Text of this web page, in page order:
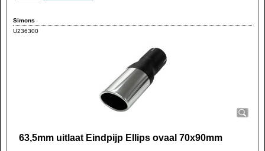
Simons
U236300
63,5mm uitlaat Eindpijp Ellips ovaal 70x90mm